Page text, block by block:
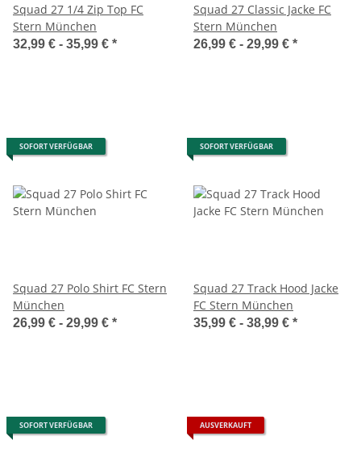
Squad 27 1/4 Zip Top FC
Stern München
32,99 € - 35,99 € *
Squad 27 Classic Jacke FC
Stern München
26,99 € - 29,99 € *
SOFORT VERFÜGBAR
Squad 27 Polo Shirt FC Stern
München
26,99 € - 29,99 € *
SOFORT VERFÜGBAR
Squad 27 Track Hood Jacke
FC Stern München
35,99 € - 38,99 € *
SOFORT VERFÜGBAR AUSVERKAUFT